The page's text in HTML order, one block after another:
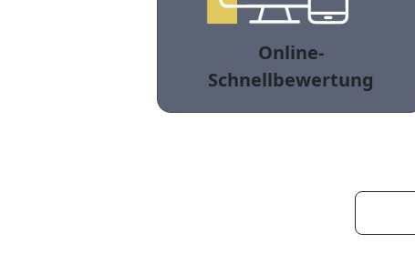
Online-
Schnellbewertung